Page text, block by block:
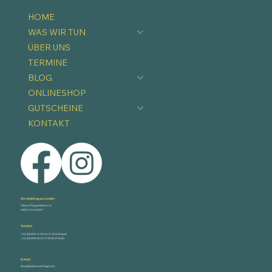
HOME
WAS WIR TUN
ÜBER UNS
TERMINE
BLOG
ONLINESHOP
GUTSCHEINE
KONTAKT
Die Stöttingers GmbH
Obere Pappelleiten 14
4655 Vorchdorf
Telefon
+43 (0) 699 14 05 54 51 (Christoph)
+43 (0) 699 18 10 13 18 (Stefanie)
E-Mail
shop@diestoettingers.at